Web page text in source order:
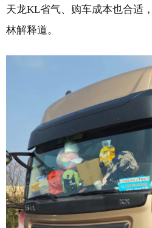
天龙KL省气、购车成本也合适
林解释道。